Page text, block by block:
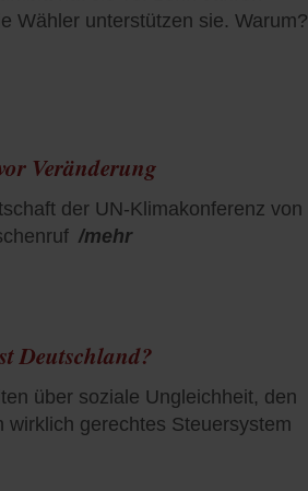
Wähler unterstützen sie. Warum?
Veränderung
der UN-Klimakonferenz von
/mehr
Deutschland?
über soziale Ungleichheit, den
wirklich gerechtes Steuersystem